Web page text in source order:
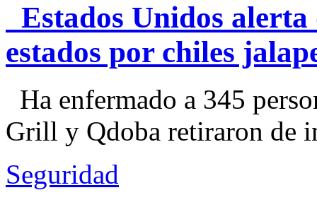
Estados Unidos alerta
estados por chiles
Ha enfermado a 345
Grill y Qdoba retiraron de
Seguridad